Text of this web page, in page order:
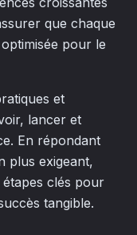
que chaque
pour le
et
lancer et
En répondant
plus exigeant,
clés pour
tangible.